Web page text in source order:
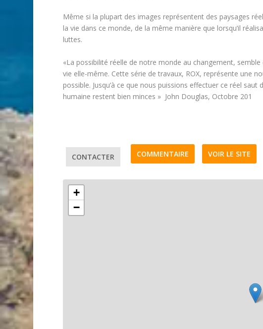
Même si la plupart des images représentent des paysages
la vie dans ce monde, de la même manière que lorsqu’il
luttes.
«La possibilité réelle de notre monde au changement,
vie elle-même. Cette série de travaux, ROX, représente une
possible. Jusqu’à ce que nous puissions effectuer ce réel
humaine restent bien minces » John Douglas, Octobre 201
CONTACTER COMMENTAIRE VOIR LE SITE
+
−